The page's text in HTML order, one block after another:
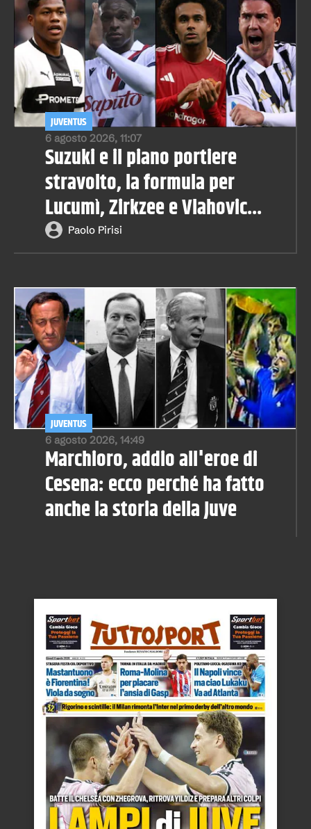
6 agosto 2026, 11:07
JUVENTUS
Suzuki e il piano portiere
stravolto, la formula per
Lucumì, Zirkzee e Vlahovic...
Paolo Pirisi
6 agosto 2026, 14:49
JUVENTUS
Marchioro, addio all'eroe di
Cesena: ecco perché ha fatto
anche la storia della Juve